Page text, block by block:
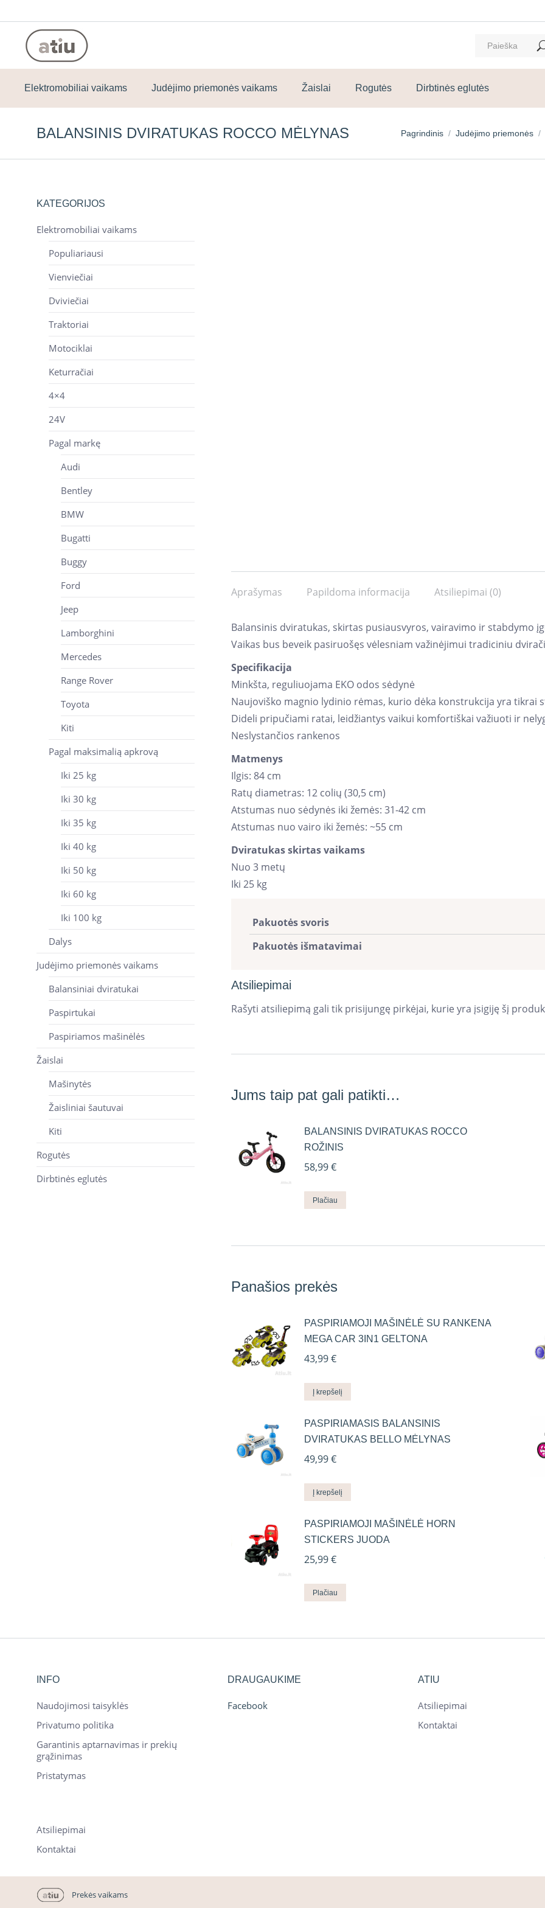
Elektromobiliai vaikams Judėjimo priemonės vaikams Žaislai Rogutės Dirbtinės eglutės
BALANSINIS DVIRATUKAS ROCCO MĖLYNAS You are here:
Pagrindinis Judėjimo priemonės
Aprašymas Papildoma informacija Atsiliepimai (0)
Balansinis dviratukas, skirtas pusiausvyros, vairavimo ir stabdymo
Vaikas bus beveik pasiruošęs vėlesniam važinėjimui tradiciniu
Specifikacija
Minkšta, reguliuojama EKO odos sėdynė
Naujoviško magnio lydinio rėmas, kurio dėka konstrukcija yra tikrai
Dideli pripučiami ratai, leidžiantys vaikui komfortiškai važiuoti ir
Neslystančios rankenos
Matmenys
Ilgis: 84 cm
Ratų diametras: 12 colių (30,5 cm)
Atstumas nuo sėdynės iki žemės: 31-42 cm
Atstumas nuo vairo iki žemės: ~55 cm
Dviratukas skirtas vaikams
Nuo 3 metų
Iki 25 kg
Pakuotės svoris
Pakuotės išmatavimai
Atsiliepimai
Rašyti atsiliepimą gali tik prisijungę pirkėjai, kurie yra įsigiję šį
Jums taip pat gali patikti…
BALANSINIS DVIRATUKAS ROCCO
ROŽINIS
58,99€
Plačiau
Panašios prekės
PASPIRIAMOJI MAŠINĖLĖ SU RANKENA
MEGA CAR 3IN1 GELTONA
43,99€
Į krepšelį
PASPIRIAMASIS BALANSINIS
DVIRATUKAS BELLO MĖLYNAS
49,99€
Į krepšelį
PASPIRIAMOJI MAŠINĖLĖ HORN
STICKERS JUODA
25,99€
Plačiau
KATEGORIJOS
Elektromobiliai vaikams
Populiariausi
Vienviečiai
Dviviečiai
Traktoriai
Motociklai
Keturračiai
4×4
24V
Pagal markę
Audi
Bentley
BMW
Bugatti
Buggy
Ford
Jeep
Lamborghini
Mercedes
Range Rover
Toyota
Kiti
Pagal maksimalią apkrovą
Iki 25 kg
Iki 30 kg
Iki 35 kg
Iki 40 kg
Iki 50 kg
Iki 60 kg
Iki 100 kg
Dalys
Judėjimo priemonės vaikams
Balansiniai dviratukai
Paspirtukai
Paspiriamos mašinėlės
Žaislai
Mašinytės
Žaisliniai šautuvai
Kiti
Rogutės
Dirbtinės eglutės
INFO
Naudojimosi taisyklės
Privatumo politika
Garantinis aptarnavimas ir prekių
grąžinimas
Pristatymas
DRAUGAUKIME
Facebook
ATIU
Atsiliepimai
Kontaktai
Atsiliepimai
Kontaktai
Prekės vaikams